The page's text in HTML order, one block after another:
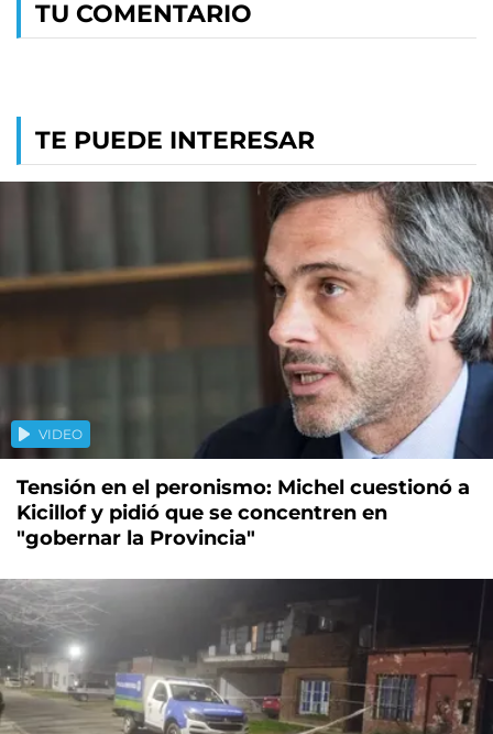
TU COMENTARIO
TE PUEDE INTERESAR
VIDEO
Tensión en el peronismo: Michel cuestionó a
Kicillof y pidió que se concentren en
"gobernar la Provincia"